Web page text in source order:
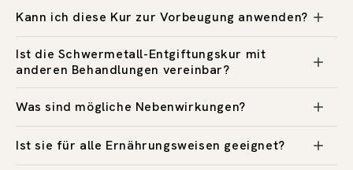
Kann ich diese Kur zur Vorbeugung anwenden?
Ist die Schwermetall-Entgiftungskur mit
anderen Behandlungen vereinbar?
Was sind mögliche Nebenwirkungen?
Ist sie für alle Ernährungsweisen geeignet?